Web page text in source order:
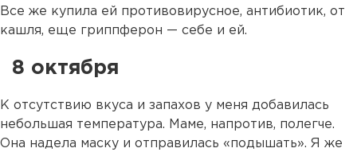
Все же купила ей противовирусное, антибиотик, от
кашля, еще гриппферон — себе и ей.
8 октября
К отсутствию вкуса и запахов у меня добавилась
небольшая температура. Маме, напротив, полегче.
Она надела маску и отправилась «подышать». Я же